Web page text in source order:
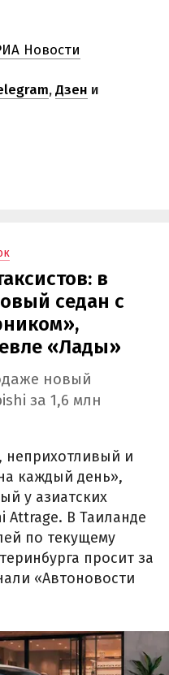
Новости
,Дзен и
в
седан с
«Лады»
новый
за 1,6 млн
неприхотливый и
каждый день»,
у азиатских
Attrage. В Таиланде
по текущему
просит за
«Автоновости